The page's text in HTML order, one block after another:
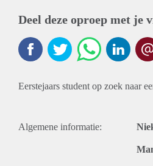
Deel deze oproep met je
Eerstejaars student op zoek naar
Algemene informatie: